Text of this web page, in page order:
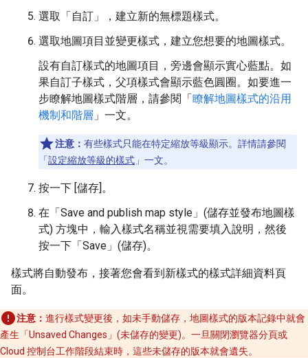
選取「自訂」
，建立新的無標題樣式。
選取地圖項目並變更樣式，建立您想要的地圖樣式。
設有自訂樣式的地圖項目，旁邊會顯示實心藍點。如
果自訂子樣式，父項樣式會顯示藍色圓圈。如要進一
步瞭解地圖樣式階層，請參閱「 瞭解地圖樣式的沿用
機制和階層 」一文。
注意： 有些樣式只能在特定縮放等級顯示。詳情請參閱
「 設定縮放等級的樣式 」一文。
按一下 [儲存] 。
在「Save and publish map style」(儲存並發布地圖樣
式) 方塊中，輸入樣式名稱並視需要填入說明，然後
按一下「Save」(儲存)。
樣式將自動發布，接著您會看到新樣式的樣式詳細資料頁
面。
注意： 進行樣式變更後，如未手動儲存，地圖樣式的版本記錄中就會
產生「Unsaved Changes」(未儲存的變更)。一旦關閉瀏覽器分頁或
Cloud 控制台工作階段結束時，這些未儲存的版本就會遺失。